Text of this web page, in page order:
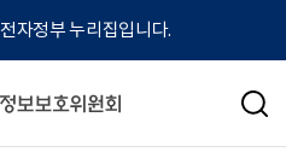
자정부 누리집입니다.
검